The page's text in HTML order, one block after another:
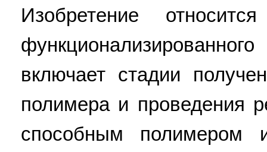
Изобретение
включает стадии
полимера и проведения
способным полимером